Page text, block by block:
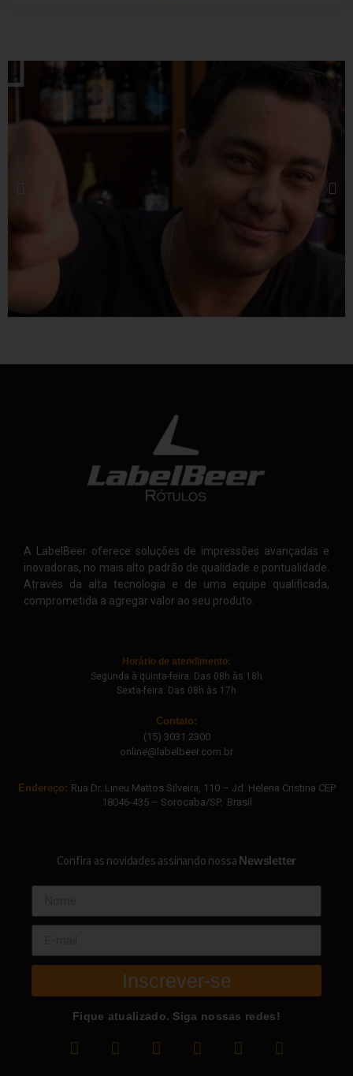
A LabelBeer oferece soluções de impressões avançadas e
inovadoras, no mais alto padrão de qualidade e pontualidade.
Através da alta tecnologia e de uma equipe qualificada,
comprometida a agregar valor ao seu produto.
Horário de atendimento:
Segunda à quinta-feira: Das 08h às 18h
Sexta-feira: Das 08h às 17h
Contato:
(15) 3031 2300
online@labelbeer.com.br
Endereço: Rua Dr. Lineu Mattos Silveira, 110 – Jd. Helena Cristina CEP
18046-435 – Sorocaba/SP. Brasil
Confira as novidades assinando nossa Newsletter
Inscrever-se
Fique atualizado. Siga nossas redes!